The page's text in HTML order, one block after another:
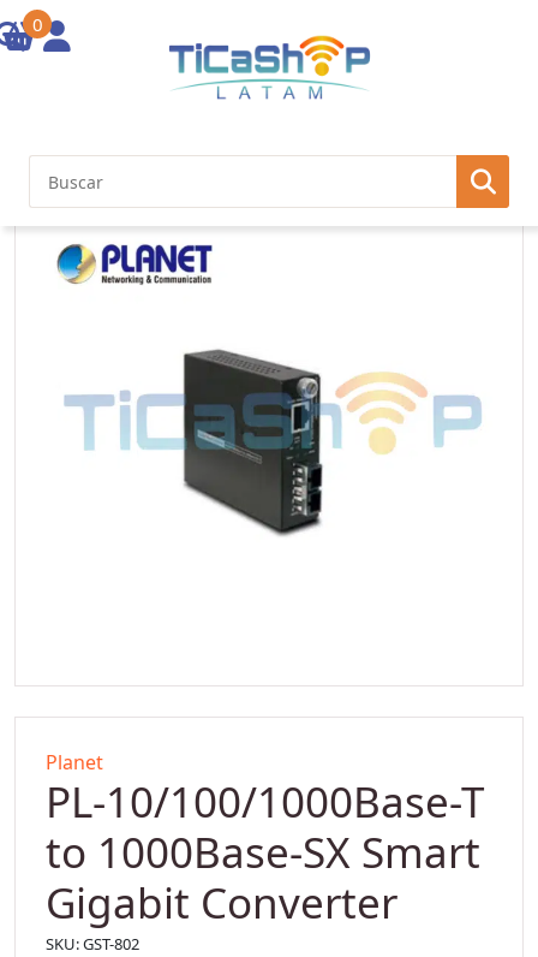
0
SX Smart Gigabit Converter
Planet
PL-10/100/1000Base-T
to 1000Base-SX Smart
Gigabit Converter
SKU:GST-802